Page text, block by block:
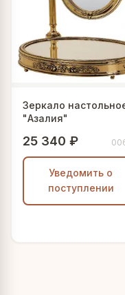
Зеркало
"Азалия"
25 340 ₽
Уведомить о
поступлении